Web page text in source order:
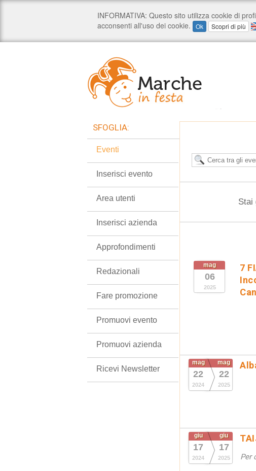
Stai
mag
06
2025
7
mag
22
2024
mag
22
2025
giu
17
2024
giu
17
2025 Per
SFOGLIA:
Eventi
Inserisci evento
Area utenti
Inserisci azienda
Approfondimenti
Redazionali
Fare promozione
Promuovi evento
Promuovi azienda
Ricevi Newsletter